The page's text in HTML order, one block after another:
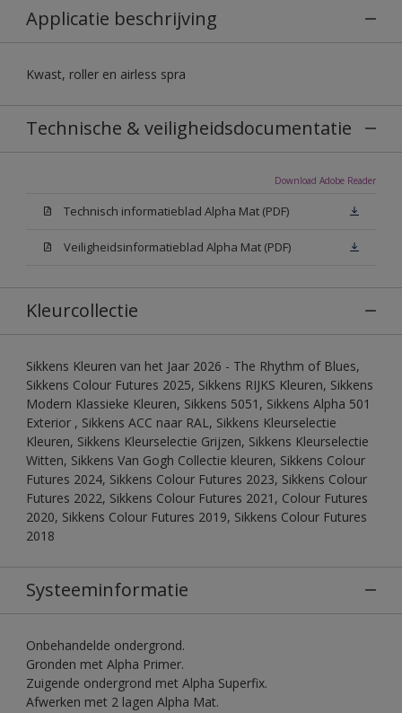
Applicatie beschrijving
Kwast, roller en airless spra
Technische & veiligheidsdocumentatie
Download Adobe Reader
Technisch informatieblad Alpha Mat (PDF)
Veiligheidsinformatieblad Alpha Mat (PDF)
Kleurcollectie
Sikkens Kleuren van het Jaar 2026 - The Rhythm of Blues,
Sikkens Colour Futures 2025, Sikkens RIJKS Kleuren, Sikkens
Modern Klassieke Kleuren, Sikkens 5051, Sikkens Alpha 501
Exterior , Sikkens ACC naar RAL, Sikkens Kleurselectie
Kleuren, Sikkens Kleurselectie Grijzen, Sikkens Kleurselectie
Witten, Sikkens Van Gogh Collectie kleuren, Sikkens Colour
Futures 2024, Sikkens Colour Futures 2023, Sikkens Colour
Futures 2022, Sikkens Colour Futures 2021, Colour Futures
2020, Sikkens Colour Futures 2019, Sikkens Colour Futures
2018
Systeeminformatie
Onbehandelde ondergrond.
Gronden met Alpha Primer.
Zuigende ondergrond met Alpha Superfix.
Afwerken met 2 lagen Alpha Mat.